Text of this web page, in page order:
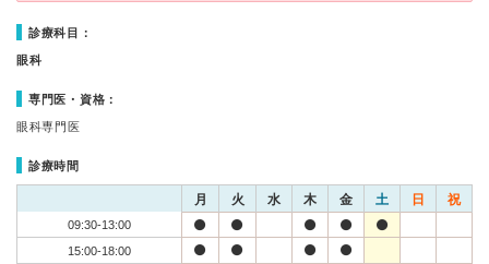
診療科目：
眼科
専門医・資格：
眼科専門医
診療時間
月 火 水 木 金 土 日 祝
09:30-13:00
15:00-18:00